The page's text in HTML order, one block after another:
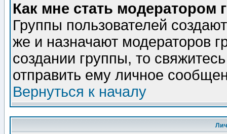
Как мне стать модератором
Группы пользователей
же и назначают модераторов
создании группы, то
отправить ему личное
Вернуться к началу